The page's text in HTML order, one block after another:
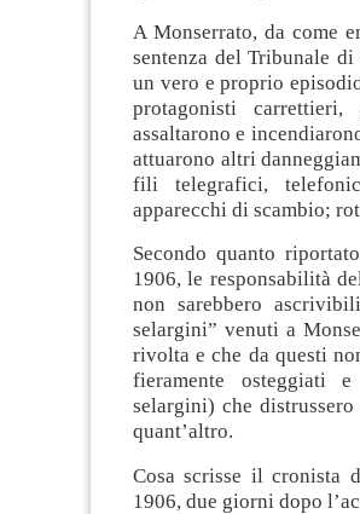
A Monserrato, da come
sentenza del Tribunale
un vero e proprio
protagonisti
assaltarono e
attuarono altri
fili telegrafici,
apparecchi di scambio;
Secondo quanto
1906, le responsabilità
non sarebbero
selargini” venuti a
rivolta e che da questi
fieramente osteggiati
selargini) che
quant’altro.
Cosa scrisse il cronista
1906, due giorni dopo